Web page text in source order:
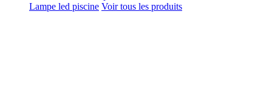
Lampe led piscine Voir tous les produits